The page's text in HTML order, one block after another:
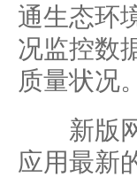
通生态环
况监控数
质量状况。
新版网
应用最新